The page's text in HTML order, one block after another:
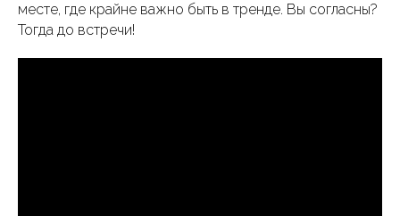
месте, где крайне важно быть в тренде. Вы согласны?
Тогда до встречи!